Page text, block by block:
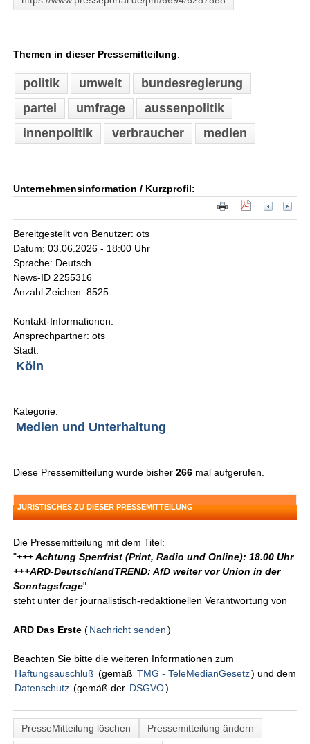
Themen in dieser Pressemitteilung:
politik umwelt
bundesregierung
partei
umfrage
aussenpolitik
innenpolitik
verbraucher medien
Unternehmensinformation / Kurzprofil:
Bereitgestellt von Benutzer: ots
Datum: 03.06.2026 - 18:00 Uhr
Sprache: Deutsch
News-ID 2255316
Anzahl Zeichen: 8525
Kontakt-Informationen:
Ansprechpartner: ots
Stadt:
Köln
Kategorie:
Medien und Unterhaltung
Diese Pressemitteilung wurde bisher266 mal aufgerufen.
JURISTISCHES ZU DIESER PRESSEMITTEILUNG
Die Pressemitteilung mit dem Titel:
"+++ Achtung Sperrfrist (Print, Radio und Online): 18.00 Uhr
+++ARD-DeutschlandTREND: AfD weiter vor Union in der
Sonntagsfrage"
steht unter der journalistisch-redaktionellen Verantwortung von
ARD Das Erste (Nachricht senden )
Beachten Sie bitte die weiteren Informationen zum
Haftungsauschluß (gemäß TMG - TeleMedianGesetz) und dem
Datenschutz (gemäß der DSGVO).
PresseMitteilung löschen
Pressemitteilung ändern